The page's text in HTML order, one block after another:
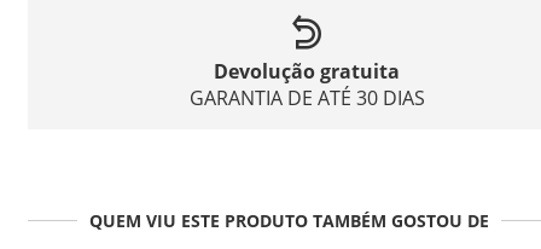
Devolução gratuita
GARANTIA DE ATÉ 30 DIAS
QUEM VIU ESTE PRODUTO TAMBÉM GOSTOU DE